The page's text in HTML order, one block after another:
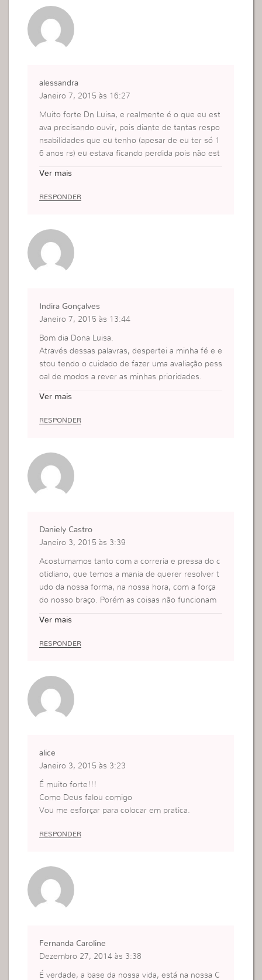
alessandra
Janeiro 7, 2015 às 16:27
Muito forte Dn Luisa, e realmente é o que eu est
ava precisando ouvir, pois diante de tantas respo
nsabilidades que eu tenho (apesar de eu ter só 1
6 anos rs) eu estava ficando perdida pois não est
reira rs’ mas se realmente eu colocar a minha vid
a espiritual em primeiro lugar, todas as outras coi
sas darão certo! Obrigada pelo post Dn. Luisa e q
ue Deus continue usando a sra cada vez mais, Be
Ver mais
RESPONDER
Indira Gonçalves
Janeiro 7, 2015 às 13:44
Bom dia Dona Luisa.
Através dessas palavras, despertei a minha fé e e
stou tendo o cuidado de fazer uma avaliação pess
oal de modos a rever as minhas prioridades.
Ver mais
RESPONDER
Daniely Castro
Janeiro 3, 2015 às 3:39
Acostumamos tanto com a correria e pressa do c
otidiano, que temos a mania de querer resolver t
udo da nossa forma, na nossa hora, com a força
do nosso braço. Porém as coisas não funcionam
força. Busque estar perto de Deus e entregue se
u bem mais precioso que é a sua vida espiritual n
as mãos de Deus.
Ver mais
RESPONDER
alice
Janeiro 3, 2015 às 3:23
É muito forte!!!
Como Deus falou comigo
Vou me esforçar para colocar em pratica.
RESPONDER
Fernanda Caroline
Dezembro 27, 2014 às 3:38
É verdade, a base da nossa vida, está na nossa C